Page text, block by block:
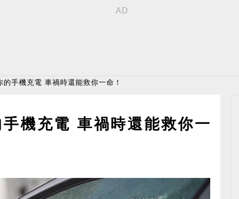
手機充電 車禍時還能救你一命！
手機充電 車禍時還能救你一